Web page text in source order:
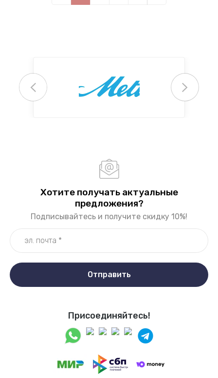
Присоединяйтесь!
Хотите получать актуальные
предложения?
Подписывайтесь и получите скидку 10%!
Отправить